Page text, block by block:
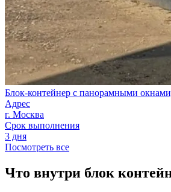
Блок-контейнер с панорамными
Адрес
г. Москва
Срок выполнения
3 дня
Посмотреть все
Что внутри блок